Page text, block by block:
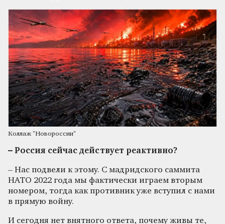
Коллаж "Новороссии"
– Россия сейчас действует реактивно?
– Нас подвели к этому. С мадридского саммита
НАТО 2022 года мы фактически играем вторым
номером, тогда как противник уже вступил с нами
в прямую войну.
И сегодня нет внятного ответа, почему живы те,